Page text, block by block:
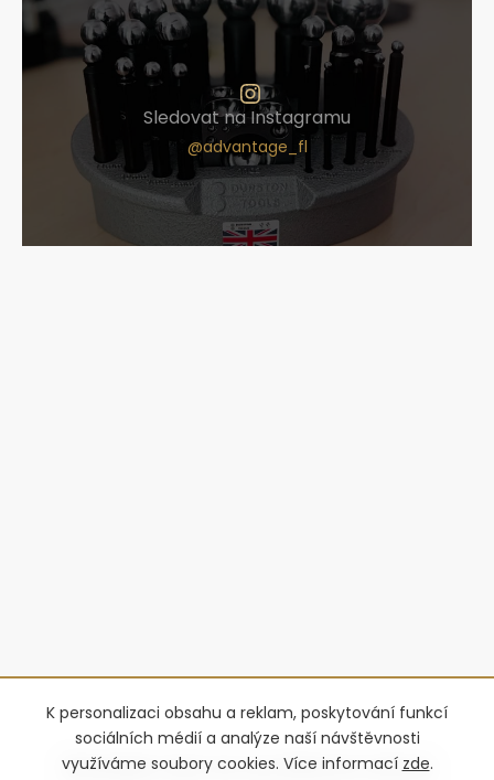
K personalizaci obsahu a reklam, poskytování funkcí
sociálních médií a analýze naší návštěvnosti
využíváme soubory cookies. Více informací zde.
Sledovat na Instagramu